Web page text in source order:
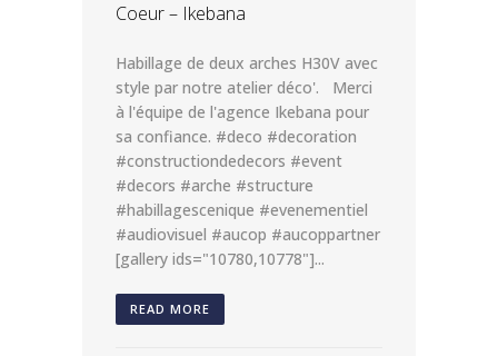
Coeur – Ikebana
Habillage de deux arches H30V avec
style par notre atelier déco'. Merci
à l'équipe de l'agence Ikebana pour
sa confiance. #deco #decoration
#constructiondedecors #event
#decors #arche #structure
#habillagescenique #evenementiel
#audiovisuel #aucop #aucoppartner
[gallery ids="10780,10778"]...
READ MORE